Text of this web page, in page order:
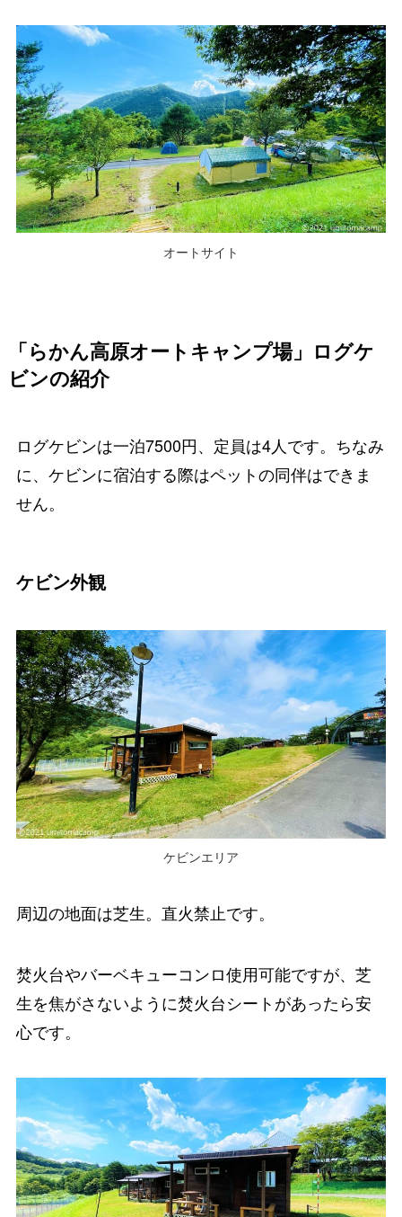
オートサイト
「らかん高原オートキャンプ場」ログケ
ビンの紹介
ログケビンは一泊7500円、定員は4人です。ちなみ
に、ケビンに宿泊する際はペットの同伴はできま
せん。
ケビン外観
ケビンエリア
周辺の地面は芝生。直火禁止です。
焚火台やバーベキューコンロ使用可能ですが、芝
生を焦がさないように焚火台シートがあったら安
心です。